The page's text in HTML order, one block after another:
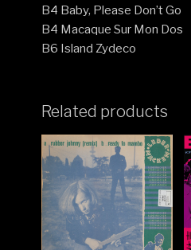
B4 Baby, Please Don’t Go
B4 Macaque Sur Mon Dos
B6 Island Zydeco
Related products